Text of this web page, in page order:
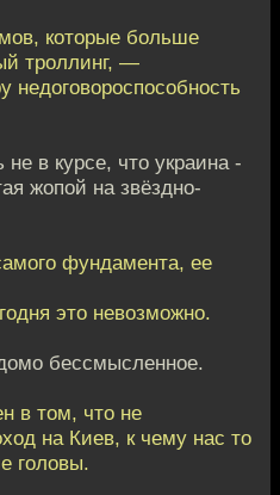
которые больше
троллинг, —
недоговороспособность
в курсе, что украина -
жопой на звёздно-
фундамента, ее
это невозможно.
бессмысленное.
в том, что не
на Киев, к чему нас то
головы.